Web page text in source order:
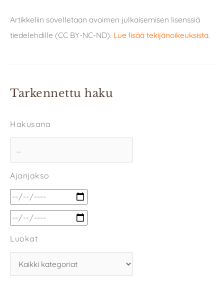
Artikkeliin sovelletaan avoimen julkaisemisen lisenssiä
tiedelehdille (CC BY-NC-ND). Lue lisää tekijänoikeuksista.
Tarkennettu haku
Hakusana
Ajanjakso
Luokat